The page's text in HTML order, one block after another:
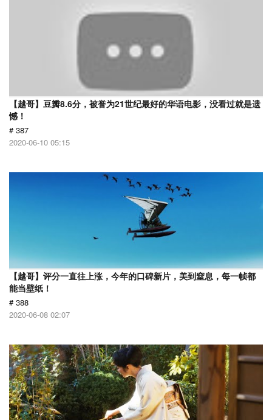
【越哥】豆瓣8.6分，被誉为21世纪最好的华语电影，没看过就是遗
憾！
# 387
2020-06-10 05:15
【越哥】评分一直往上涨，今年的口碑新片，美到窒息，每一帧都
能当壁纸！
# 388
2020-06-08 02:07